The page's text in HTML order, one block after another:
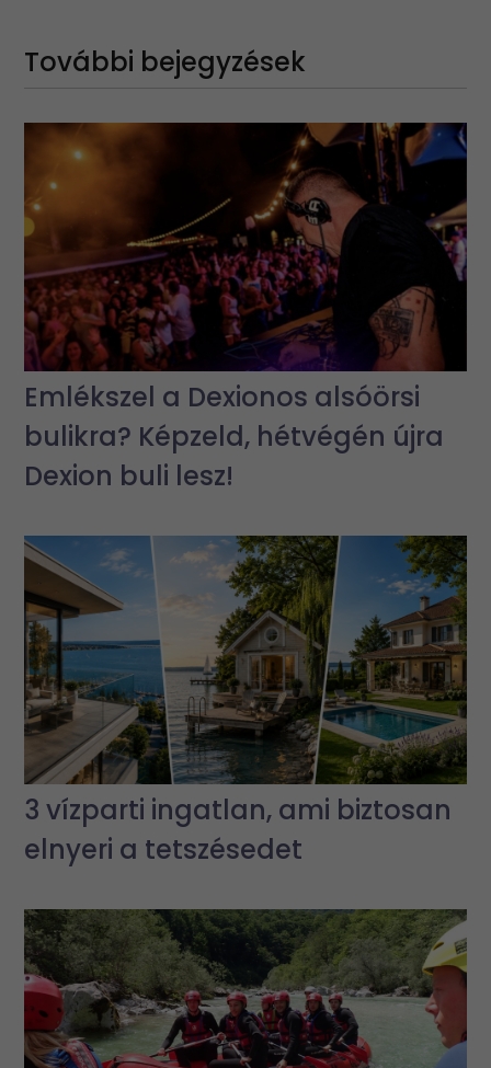
További bejegyzések
Emlékszel a Dexionos alsóörsi
bulikra? Képzeld, hétvégén újra
Dexion buli lesz!
3 vízparti ingatlan, ami biztosan
elnyeri a tetszésedet